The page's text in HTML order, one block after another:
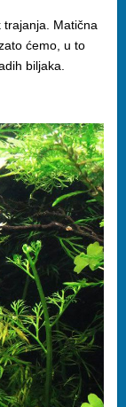
trajanja. Matična
ćemo, u to
biljaka.